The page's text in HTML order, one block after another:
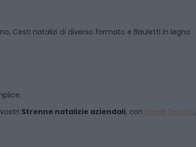
Cesti natalizi di diverso formato e Bauletti in legno
Strenne natalizie aziendali, con Regali Digusto